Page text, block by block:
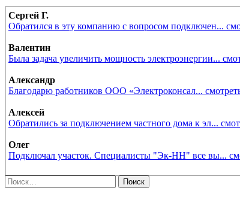
Сергей Г.
Обратился в эту компанию с вопросом подключен...
Валентин
Была задача увеличить мощность электроэнергии...
Александр
Благодарю работников ООО «Электроконсал...
Алексей
Обратились за подключением частного дома к эл...
Олег
Подключал участок. Специалисты "Эк-НН" все вы...
Найти: